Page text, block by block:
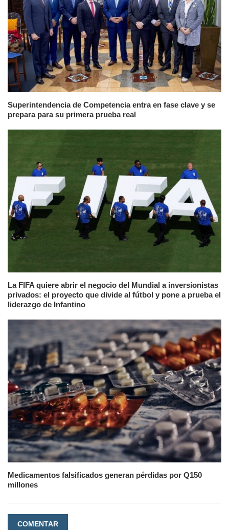
Superintendencia de Competencia entra en fase clave y se
prepara para su primera prueba real
La FIFA quiere abrir el negocio del Mundial a inversionistas
privados: el proyecto que divide al fútbol y pone a prueba el
liderazgo de Infantino
Medicamentos falsificados generan pérdidas por Q150
millones
COMENTAR